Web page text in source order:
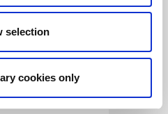
selection
cookies only
Grästorp
in när du vill!